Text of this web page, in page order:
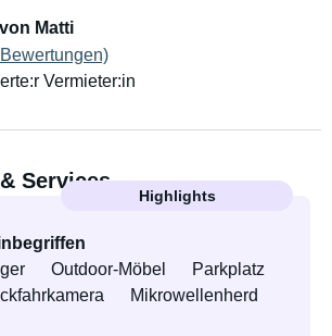
Matti
Vermieter:in
Services
Highlights
Outdoor-Möbel
Parkplatz
Mikrowellenherd